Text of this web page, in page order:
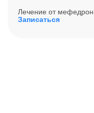
Лечение от
Записаться